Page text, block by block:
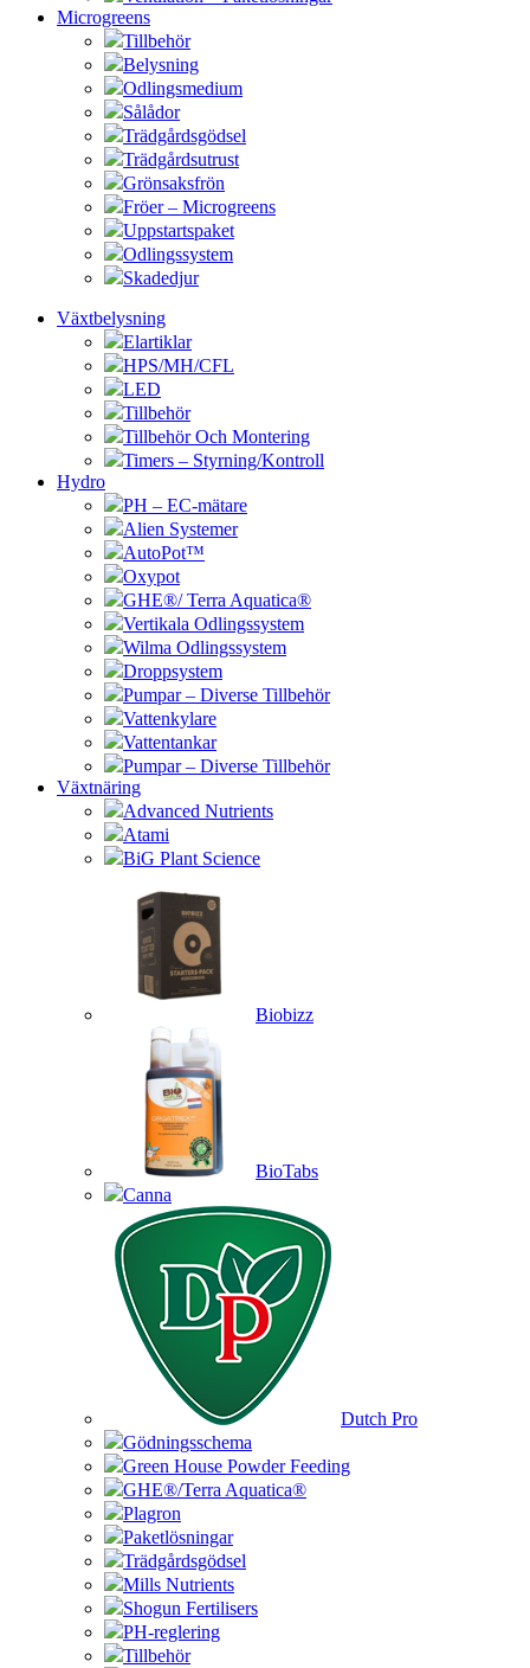
Microgreens
Tillbehör
Belysning
Odlingsmedium
Sålådor
Trädgårdsgödsel
Trädgårdsutrust
Grönsaksfrön
Fröer – Microgreens
Uppstartspaket
Odlingssystem
Skadedjur
Växtbelysning
Elartiklar
HPS/MH/CFL
LED
Tillbehör
Tillbehör Och Montering
Timers – Styrning/Kontroll
Hydro
PH – EC-mätare
Alien Systemer
AutoPot™
Oxypot
GHE®/ Terra Aquatica®
Vertikala Odlingssystem
Wilma Odlingssystem
Droppsystem
Pumpar – Diverse Tillbehör
Vattenkylare
Vattentankar
Pumpar – Diverse Tillbehör
Växtnäring
Advanced Nutrients
Atami
BiG Plant Science
Biobizz
BioTabs
Canna
Dutch Pro
Gödningsschema
Green House Powder Feeding
GHE®/Terra Aquatica®
Plagron
Paketlösningar
Trädgårdsgödsel
Mills Nutrients
Shogun Fertilisers
PH-reglering
Tillbehör